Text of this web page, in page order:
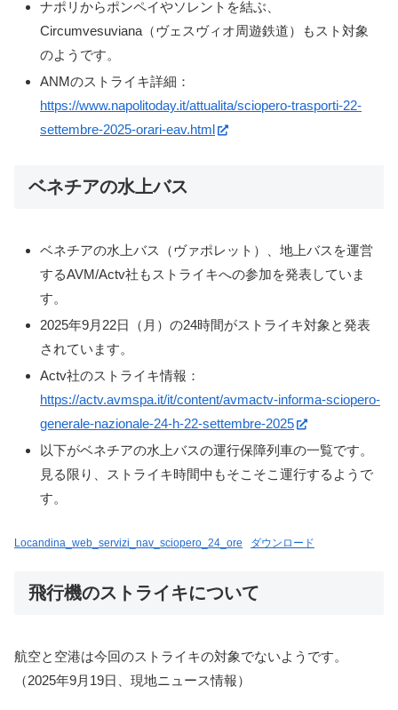
ナポリからポンペイやソレントを結ぶ、
Circumvesuviana（ヴェスヴィオ周遊鉄道）もスト対象
のようです。
ANMのストライキ詳細：
https://www.napolitoday.it/attualita/sciopero-trasporti-22-
settembre-2025-orari-eav.html
ベネチアの水上バス
ベネチアの水上バス（ヴァポレット）、地上バスを運営
するAVM/Actv社もストライキへの参加を発表していま
す。
2025年9月22日（月）の24時間がストライキ対象と発表
されています。
Actv社のストライキ情報：
https://actv.avmspa.it/it/content/avmactv-informa-sciopero-
generale-nazionale-24-h-22-settembre-2025
以下がベネチアの水上バスの運行保障列車の一覧です。
見る限り、ストライキ時間中もそこそこ運行するようで
す。
Locandina_web_servizi_nav_sciopero_24_ore ダウンロード
飛行機のストライキについて
航空と空港は今回のストライキの対象でないようです。
（2025年9月19日、現地ニュース情報）